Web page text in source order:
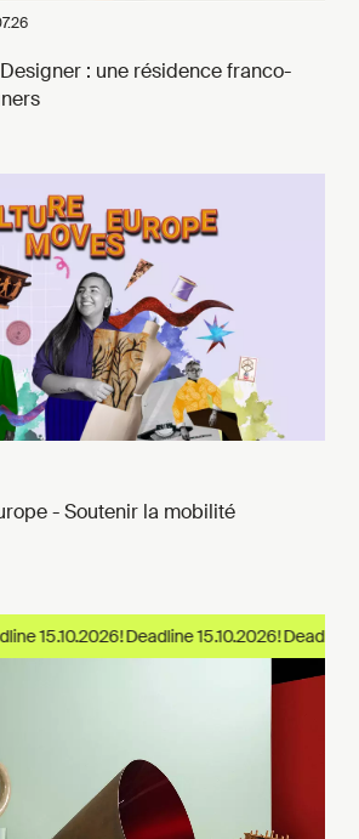
: une résidence franco-
- Soutenir la mobilité